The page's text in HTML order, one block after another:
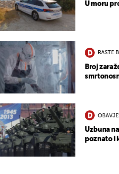
U moru
RASTE
Broj
Uzbuna
poznato i